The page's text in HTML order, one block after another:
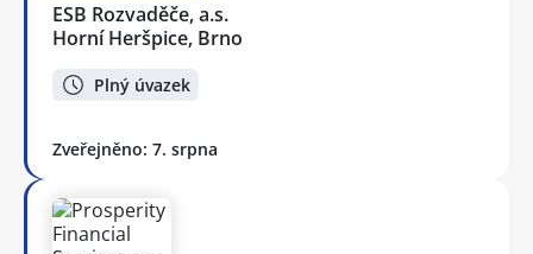
ESB Rozvaděče, a.s.
Horní Heršpice, Brno
Plný úvazek
Zveřejněno: 7. srpna